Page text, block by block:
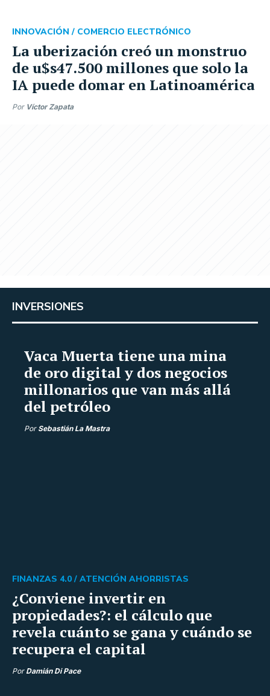
La uberización creó un monstruo
de u$s47.500 millones que solo la
IA puede domar en Latinoamérica
INNOVACIÓN / COMERCIO ELECTRÓNICO
Por Víctor Zapata
INVERSIONES
Vaca Muerta tiene una mina
de oro digital y dos negocios
millonarios que van más allá
del petróleo
Por Sebastián La Mastra
¿Conviene invertir en
propiedades?: el cálculo que
revela cuánto se gana y cuándo se
recupera el capital
FINANZAS 4.0 / ATENCIÓN AHORRISTAS
Por Damián Di Pace